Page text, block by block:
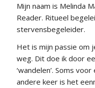
Mijn naam is Melinda
Reader. Ritueel
stervensbegeleider.
Het is mijn passie om
weg. Dit doe ik door
‘wandelen’. Soms
andere keer is het